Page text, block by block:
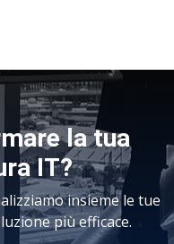
la tua
IT?
insieme le tue
più efficace.